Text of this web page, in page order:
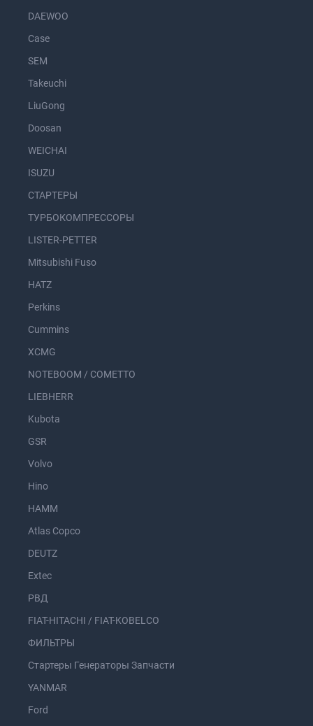
DAEWOO
Case
SEM
Takeuchi
LiuGong
Doosan
WEICHAI
ISUZU
СТАРТЕРЫ
ТУРБОКОМПРЕССОРЫ
LISTER-PETTER
Mitsubishi Fuso
HATZ
Perkins
Cummins
XCMG
NOTEBOOM / COMETTO
LIEBHERR
Kubota
GSR
Volvo
Hino
HAMM
Atlas Copco
DEUTZ
Extec
РВД
FIAT-HITACHI / FIAT-KOBELCO
ФИЛЬТРЫ
Стартеры Генераторы Запчасти
YANMAR
Ford